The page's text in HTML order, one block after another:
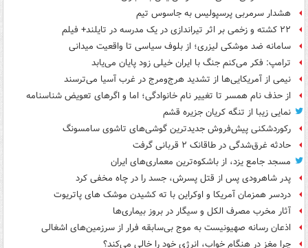
هشدار سرمربی پرسپولیس به جاسوس تیم
۲۲ کشته و زخمی بر اثر تیراندازی در یک مدرسه در تایلند+ فیلم
سامانه ضد موشکی لیزری؛ از بلوف سیاسی تا واقعیت میدانی
ترامپ: فکر می‌کنم جنگ با ایران خیلی زود پایان می‌یابد
نیمی از آمریکایی‌ها از تشدید هرج‌ومرج در غرب آسیا می‌ترسند
از حذف نام همسر تا تغییر نام خانوادگی؛ اما و اگرهای تعویض شناسنامه
نمایی زیبا از تنگه کریان جزیره قشم
رکوردشکنی پیش‌فروش جدیدترین گوشی‌های تاشوی سامسونگ
حادثه غرق‌شدگی در طاقانک ۲ قربانی گرفت
مسجد جامع یزد، از باشکوه‌ترین معماری‌های ایران
پدر شاهرودی پس از قتل پسرش، جسد را در چاه مخفی کرد
دردسر همزمان آمریکا و اوکراین با ته کشیدن موشک های پاتریوت
آثار مخرب مصرف الکل و سیگار در بروز بیماری‌ها
اذعان رسانه صهیونیست به موج بی‌سابقه فرار از سرزمین‌های اشغالی
چرا مغز در هنگام خواب، انرژی خود را خالی می‌کند؟